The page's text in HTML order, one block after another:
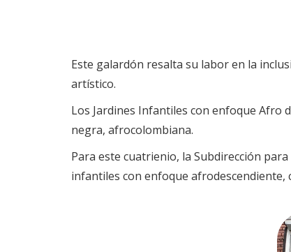
Este galardón resalta su labor en la
artístico.
Los Jardines Infantiles con enfoque Afro
negra, afrocolombiana.
Para este cuatrienio, la Subdirección
infantiles con enfoque